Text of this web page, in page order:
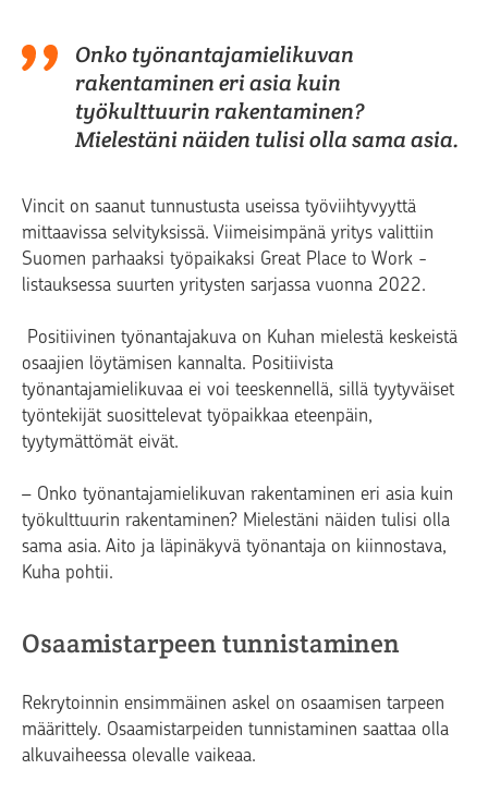
Onko työnantajamielikuvan
rakentaminen eri asia kuin
työkulttuurin rakentaminen?
Mielestäni näiden tulisi olla sama asia.
Vincit on saanut tunnustusta useissa työviihtyvyyttä
mittaavissa selvityksissä. Viimeisimpänä yritys valittiin
Suomen parhaaksi työpaikaksi Great Place to Work -
listauksessa suurten yritysten sarjassa vuonna 2022.
Positiivinen työnantajakuva on Kuhan mielestä keskeistä
osaajien löytämisen kannalta. Positiivista
työnantajamielikuvaa ei voi teeskennellä, sillä tyytyväiset
työntekijät suosittelevat työpaikkaa eteenpäin,
tyytymättömät eivät.
– Onko työnantajamielikuvan rakentaminen eri asia kuin
työkulttuurin rakentaminen? Mielestäni näiden tulisi olla
sama asia. Aito ja läpinäkyvä työnantaja on kiinnostava,
Kuha pohtii.
Osaamistarpeen tunnistaminen
Rekrytoinnin ensimmäinen askel on osaamisen tarpeen
määrittely. Osaamistarpeiden tunnistaminen saattaa olla
alkuvaiheessa olevalle vaikeaa.